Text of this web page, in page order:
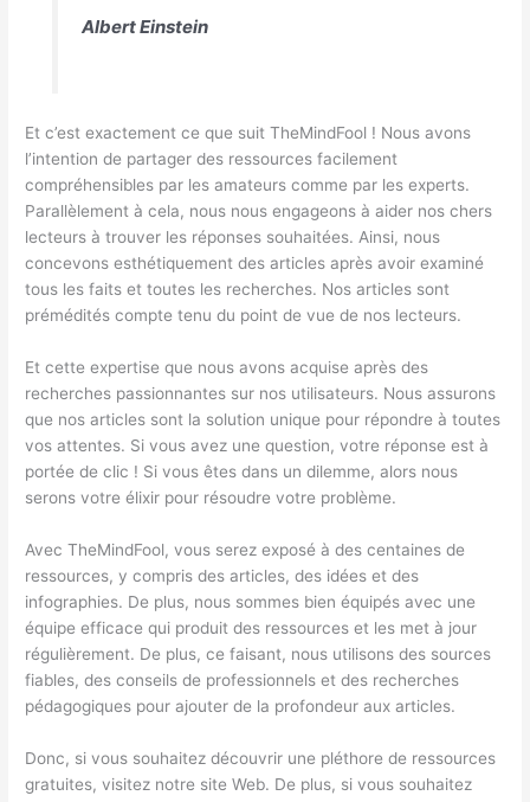
Albert Einstein
Et c’est exactement ce que suit TheMindFool ! Nous avons
l’intention de partager des ressources facilement
compréhensibles par les amateurs comme par les experts.
Parallèlement à cela, nous nous engageons à aider nos chers
lecteurs à trouver les réponses souhaitées. Ainsi, nous
concevons esthétiquement des articles après avoir examiné
tous les faits et toutes les recherches. Nos articles sont
prémédités compte tenu du point de vue de nos lecteurs.
Et cette expertise que nous avons acquise après des
recherches passionnantes sur nos utilisateurs. Nous assurons
que nos articles sont la solution unique pour répondre à toutes
vos attentes. Si vous avez une question, votre réponse est à
portée de clic ! Si vous êtes dans un dilemme, alors nous
serons votre élixir pour résoudre votre problème.
Avec TheMindFool, vous serez exposé à des centaines de
ressources, y compris des articles, des idées et des
infographies. De plus, nous sommes bien équipés avec une
équipe efficace qui produit des ressources et les met à jour
régulièrement. De plus, ce faisant, nous utilisons des sources
fiables, des conseils de professionnels et des recherches
pédagogiques pour ajouter de la profondeur aux articles.
Donc, si vous souhaitez découvrir une pléthore de ressources
gratuites, visitez notre site Web. De plus, si vous souhaitez